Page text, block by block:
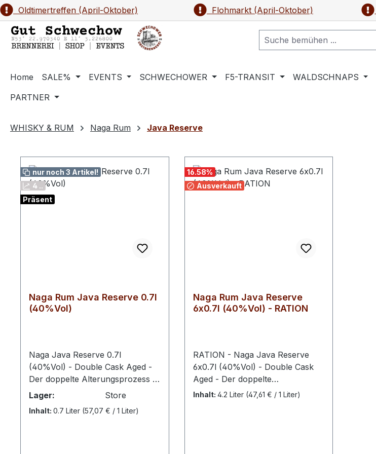
Hauptinhalt springen
Zur Suche springen
Zur Hauptnavigation springen
Oldtimertreffen (April-Oktober) Flohmarkt (April-Oktober)
Home SALE% EVENTS SCHWECHOWER F5-TRANSIT WALDSCHNAPS
PARTNER
WHISKY & RUM Naga Rum Java Reserve
nur noch 3 Artikel!
4 ..
Präsent
Naga Rum Java Reserve 0.7l
(40%Vol)
Naga Java Reserve 0.7l
(40%Vol) - Double Cask Aged -
Der doppelte Alterungsprozess in
JatiTeak- und Ex-Bourbon
einen harmonischen Ausgleich
Lager: Store
Inhalt: 0.7 Liter (57,07 € / 1 Liter)
16.58%
Ausverkauft
Naga Rum Java Reserve
6x0.7l (40%Vol) - RATION
RATION - Naga Java Reserve
6x0.7l (40%Vol) - Double Cask
Aged - Der doppelte
Alterungsprozess in JatiTeak-
und exotischen Früchten. Das
Inhalt: 4.2 Liter (47,61 € / 1 Liter)